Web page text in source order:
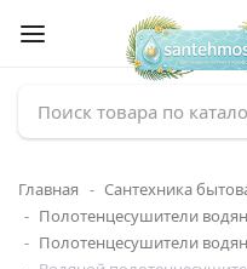
Главная Сантехника
Полотенцесушители
Полотенцесушители